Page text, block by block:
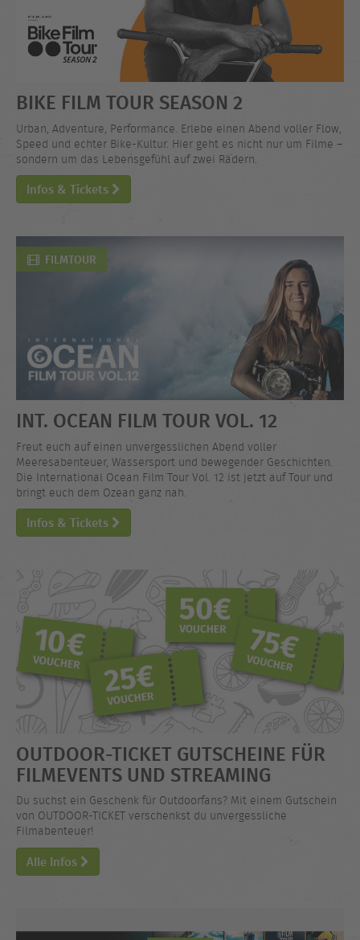
BIKE FILM TOUR SEASON 2
Urban, Adventure, Performance. Erlebe einen Abend voller Flow,
Speed und echter Bike-Kultur. Hier geht es nicht nur um Filme –
sondern um das Lebensgefühl auf zwei Rädern.
Infos & Tickets
FILMTOUR
INT. OCEAN FILM TOUR VOL. 12
Freut euch auf einen unvergesslichen Abend voller
Meeresabenteuer, Wassersport und bewegender Geschichten.
Die International Ocean Film Tour Vol. 12 ist jetzt auf Tour und
bringt euch dem Ozean ganz nah.
Infos & Tickets
OUTDOOR-TICKET GUTSCHEINE FÜR
FILMEVENTS UND STREAMING
Du suchst ein Geschenk für Outdoorfans? Mit einem Gutschein
von OUTDOOR-TICKET verschenkst du unvergessliche
Filmabenteuer!
Alle Infos